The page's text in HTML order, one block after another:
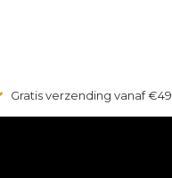
Gratis verzending vanaf €49